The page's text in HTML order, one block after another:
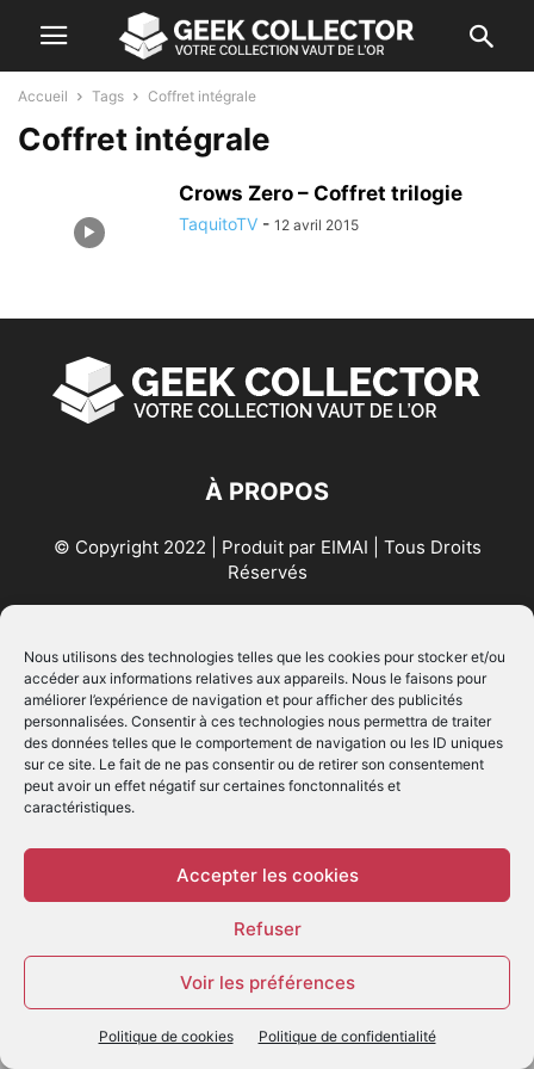
Nous utilisons des technologies telles que les cookies pour stocker et/ou
accéder aux informations relatives aux appareils. Nous le faisons pour
améliorer l’expérience de navigation et pour afficher des publicités
personnalisées. Consentir à ces technologies nous permettra de traiter
des données telles que le comportement de navigation ou les ID uniques
sur ce site. Le fait de ne pas consentir ou de retirer son consentement
peut avoir un effet négatif sur certaines fonctonnalités et
caractéristiques.
Accepter les cookies
Refuser
Voir les préférences
Politique de cookies Politique de confidentialité
Accueil Tags Coffret intégrale
Coffret intégrale
Crows Zero – Coffret trilogie
TaquitoTV - 12 avril 2015
À PROPOS
© Copyright 2022 | Produit par EIMAI | Tous Droits
Réservés
SUIVEZ NOUS